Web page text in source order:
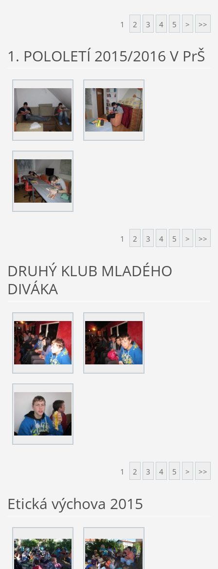
1 2 3 4 5 > >>
1. POLOLETÍ 2015/2016 V PrŠ
1 2 3 4 5 > >>
DRUHÝ KLUB MLADÉHO
DIVÁKA
1 2 3 4 5 > >>
Etická výchova 2015